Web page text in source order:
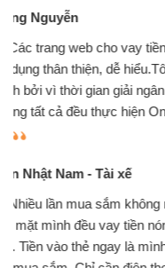
gói
thiệu cho bạn bè biết
đã